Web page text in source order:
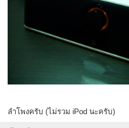
ลำโพงครับ (ไม่รวม iPod นะครับ)